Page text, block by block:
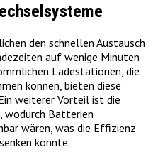
den schnellen Austausch
auf wenige Minuten
Ladestationen, die
können, bieten diese
weiterer Vorteil ist die
wodurch Batterien
wären, was die Effizienz
könnte.